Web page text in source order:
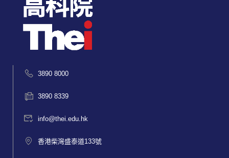
3890 8000
3890 8339
info@thei.edu.hk
香港柴灣盛泰道133號